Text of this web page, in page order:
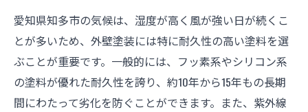
愛知県知多市の気候は、湿度が高く風が強い日が続くこ
とが多いため、外壁塗装には特に耐久性の高い塗料を選
ぶことが重要です。一般的には、フッ素系やシリコン系
の塗料が優れた耐久性を誇り、約10年から15年もの長期
間にわたって劣化を防ぐことができます。また、紫外線